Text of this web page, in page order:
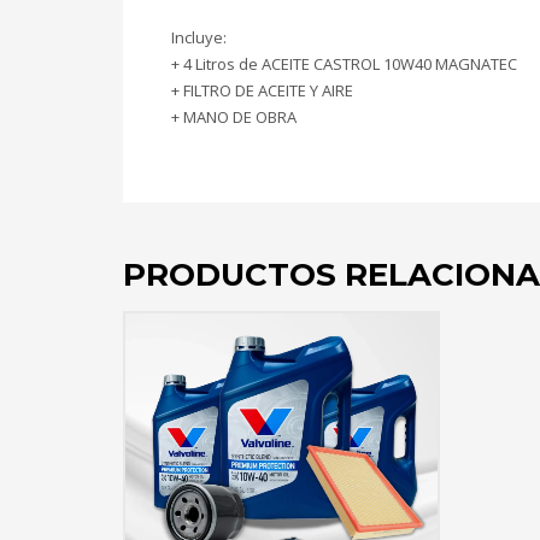
Incluye:
+ 4 Litros de ACEITE CASTROL 10W40 MAGNATEC
+ FILTRO DE ACEITE Y AIRE
+ MANO DE OBRA
PRODUCTOS